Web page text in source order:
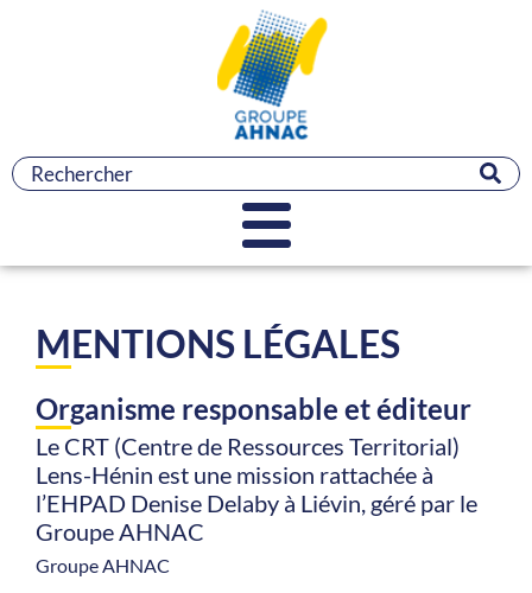
MENTIONS LÉGALES
Organisme responsable et éditeur
Le CRT (Centre de Ressources Territorial)
Lens-Hénin est une mission rattachée à
l’EHPAD Denise Delaby à Liévin, géré par le
Groupe AHNAC
Groupe AHNAC